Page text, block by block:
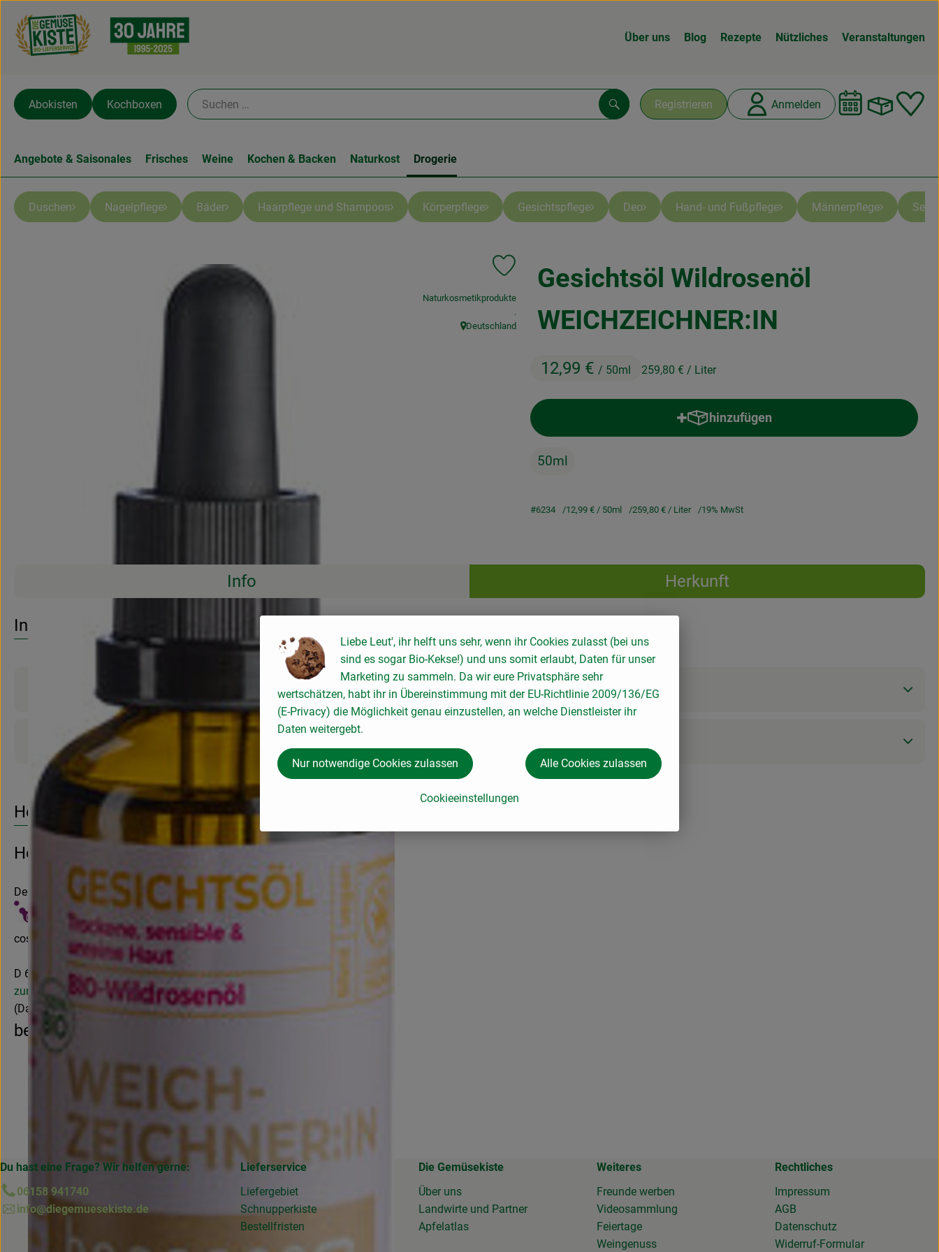
Über uns Blog Rezepte Nützliches Veranstaltungen
Registrieren Anmelden
Suchen
Abokisten Kochboxen
Angebote & Saisonales Frisches Weine Kochen & Backen Naturkost Drogerie
Duschen Nagelpflege Bäder Haarpflege und Shampoos Körperpflege Gesichtspflege Deo Hand- und Fußpflege Männerpflege
Gesichtsöl Wildrosenöl
WEICHZEICHNER:IN
12,99 € / 50ml 259,80 € / Liter
Produkt zu Favouriten hinzufügen
, Verband:
Naturkosmetikprodukte
, Kontrollstelle:
.
, Herkunft:
Deutschland
hinzufügen
Produkt zum Warenkorb hinzufügen
50ml
#6234 12,99 € / 50ml 259,80 € / Liter 19% MwSt
Rezepte
Info
Herkunft
Info
Produktinformationen
Produktdatenblatt
Herkunft
Hersteller: benecos
Deutschland
cosmondial GmbH & Co. KG
D 63834 Sulzbach am Main
zur WebSite
(Daten von Ecoinform)
benecos
Du hast eine Frage? Wir helfen gerne:
06158 941740
info@diegemuesekiste.de
Lieferservice
Liefergebiet
Schnupperkiste
Bestellfristen
Die Gemüsekiste
Über uns
Landwirte und Partner
Apfelatlas
Weiteres
Freunde werben
Videosammlung
Feiertage
Weingenuss
Rechtliches
Impressum
AGB
Datenschutz
Widerruf-Formular
Liebe Leut', ihr helft uns sehr, wenn ihr Cookies zulasst (bei uns
sind es sogar Bio-Kekse!) und uns somit erlaubt, Daten für unser
Marketing zu sammeln. Da wir eure Privatsphäre sehr
wertschätzen, habt ihr in Übereinstimmung mit der EU-Richtlinie 2009/136/EG
(E-Privacy) die Möglichkeit genau einzustellen, an welche Dienstleister ihr
Daten weitergebt.
Cookieeinstellungen
Nur notwendige Cookies zulassen Alle Cookies zulassen